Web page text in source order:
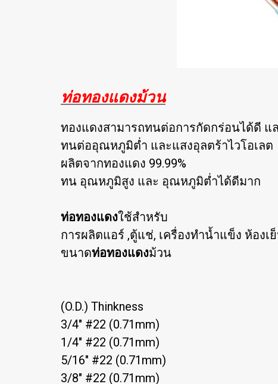
ท่อทองแดงม้วน
ทองแดงสามารถทนต่อการกัดกร่อนได้ดี แ
ทนต่ออุณหภูมิต่ำ และแสงอุลตร้าไวโอเลต
ผลิตจากทองแดง 99.99%
ทน อุณหภูมิสูง และ อุณหภูมิต่ำได้ดีมาก
ท่อทองแดงใช้สำหรับ
การผลิตแอร์ ,ตู้แช่, เครื่องทำน้ำแข็ง ห้องเ
ขนาดท่อทองแดงม้วน
(O.D.) Thinkness
3/4" #22 (0.71mm)
1/4" #22 (0.71mm)
5/16" #22 (0.71mm)
3/8" #22 (0.71mm)